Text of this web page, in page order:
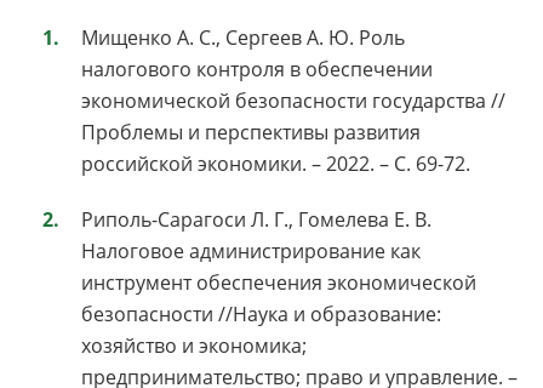
Мищенко А. С., Сергеев А. Ю. Роль
налогового контроля в обеспечении
экономической безопасности государства //
Проблемы и перспективы развития
российской экономики. – 2022. – С. 69-72.
Риполь-Сарагоси Л. Г., Гомелева Е. В.
Налоговое администрирование как
инструмент обеспечения экономической
безопасности //Наука и образование:
хозяйство и экономика;
предпринимательство; право и управление. –